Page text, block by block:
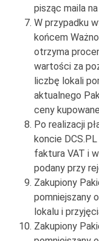
pisząc maila
W przypadku
końcem
otrzyma
wartości za
liczbę lokali
aktualnego
ceny
Po realizacji
koncie
faktura VAT i
podany przy
Zakupiony
pomniejszany
lokalu i
Zakupiony